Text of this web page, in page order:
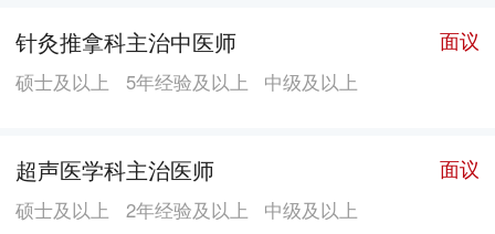
针灸推拿科主治中医师 面议
硕士及以上 5年经验及以上 中级及以上
超声医学科主治医师 面议
硕士及以上 2年经验及以上 中级及以上